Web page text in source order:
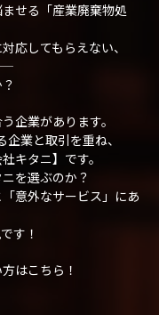
せる「産業廃棄物処
応してもらえない、
企業があります。
業と取引を重ね、
キタニ】です。
を選ぶのか？
意外なサービス」にあ
す！
はこちら！